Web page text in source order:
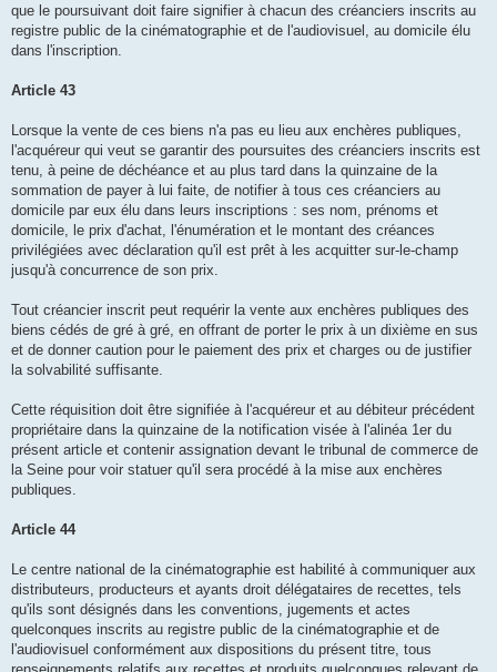
que le poursuivant doit faire signifier à chacun des créanciers inscrits au
registre public de la cinématographie et de l'audiovisuel, au domicile élu
dans l'inscription.
Article 43
Lorsque la vente de ces biens n'a pas eu lieu aux enchères publiques,
l'acquéreur qui veut se garantir des poursuites des créanciers inscrits est
tenu, à peine de déchéance et au plus tard dans la quinzaine de la
sommation de payer à lui faite, de notifier à tous ces créanciers au
domicile par eux élu dans leurs inscriptions : ses nom, prénoms et
domicile, le prix d'achat, l'énumération et le montant des créances
privilégiées avec déclaration qu'il est prêt à les acquitter sur-le-champ
jusqu'à concurrence de son prix.
Tout créancier inscrit peut requérir la vente aux enchères publiques des
biens cédés de gré à gré, en offrant de porter le prix à un dixième en sus
et de donner caution pour le paiement des prix et charges ou de justifier
la solvabilité suffisante.
Cette réquisition doit être signifiée à l'acquéreur et au débiteur précédent
propriétaire dans la quinzaine de la notification visée à l'alinéa 1er du
présent article et contenir assignation devant le tribunal de commerce de
la Seine pour voir statuer qu'il sera procédé à la mise aux enchères
publiques.
Article 44
Le centre national de la cinématographie est habilité à communiquer aux
distributeurs, producteurs et ayants droit délégataires de recettes, tels
qu'ils sont désignés dans les conventions, jugements et actes
quelconques inscrits au registre public de la cinématographie et de
l'audiovisuel conformément aux dispositions du présent titre, tous